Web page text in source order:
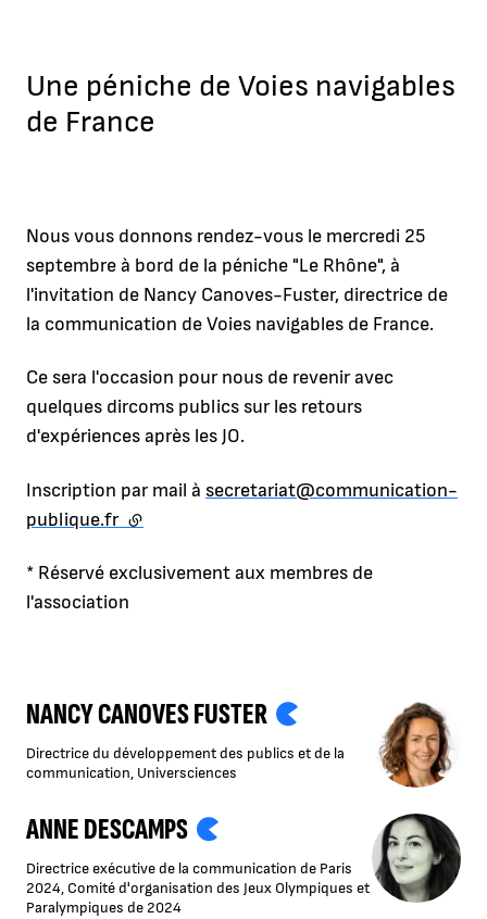
Une péniche de Voies navigables
de France
Nous vous donnons rendez-vous le mercredi 25
septembre à bord de la péniche "Le Rhône", à
l'invitation de Nancy Canoves-Fuster, directrice de
la communication de Voies navigables de France.
Ce sera l'occasion pour nous de revenir avec
quelques dircoms publics sur les retours
d'expériences après les JO.
Inscription par mail à secretariat@communication-
publique.fr (lien externe)
* Réservé exclusivement aux membres de
l'association
NANCY CANOVES FUSTER
Directrice du développement des publics et de la
communication, Universciences
ANNE DESCAMPS
Directrice exécutive de la communication de Paris
2024, Comité d'organisation des Jeux Olympiques et
Paralympiques de 2024